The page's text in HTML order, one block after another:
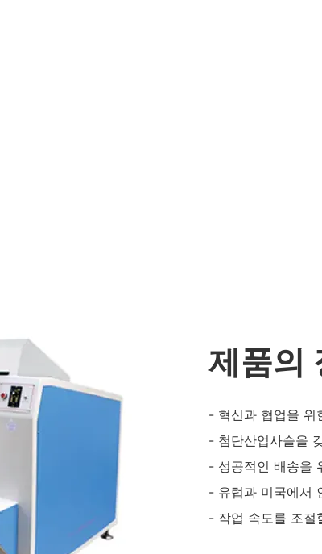
제품의
- 혁신과 협업을 위
- 첨단산업사슬을
- 성공적인 배송을
- 유럽과 미국에서
- 작업 속도를 조절